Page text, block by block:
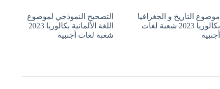
موضوع التاريخ و الجغرافيا
بكالوريا 2023 شعبة لغات
أجنبية
التصحيح النموذجي لموضوع
اللغة الألمانية بكالوريا 2023
شعبة لغات أجنبية